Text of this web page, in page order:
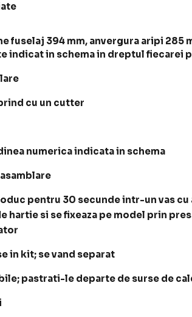
fuselaj 394 mm, anvergura aripi 285
indicat in schema in dreptul fiecarei
cu un cutter
numerica indicata in schema
pentru 30 secunde intr-un vas cu
hartie si se fixeaza pe model prin
in kit; se vand separat
pastrati-le departe de surse de